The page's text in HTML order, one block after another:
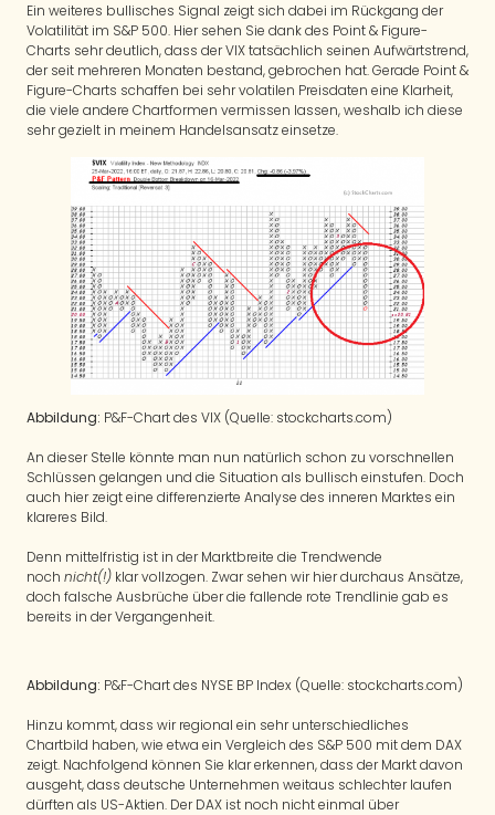
Ein weiteres bullisches Signal zeigt sich dabei im Rückgang der
Volatilität im S&P 500. Hier sehen Sie dank des Point & Figure-
Charts sehr deutlich, dass der VIX tatsächlich seinen Aufwärtstrend,
der seit mehreren Monaten bestand, gebrochen hat. Gerade Point &
Figure-Charts schaffen bei sehr volatilen Preisdaten eine Klarheit,
die viele andere Chartformen vermissen lassen, weshalb ich diese
sehr gezielt in meinem Handelsansatz einsetze.
Abbildung: P&F-Chart des VIX (Quelle: stockcharts.com)
An dieser Stelle könnte man nun natürlich schon zu vorschnellen
Schlüssen gelangen und die Situation als bullisch einstufen. Doch
auch hier zeigt eine differenzierte Analyse des inneren Marktes ein
klareres Bild.
Denn mittelfristig ist in der Marktbreite die Trendwende
noch nicht(!) klar vollzogen. Zwar sehen wir hier durchaus Ansätze,
doch falsche Ausbrüche über die fallende rote Trendlinie gab es
bereits in der Vergangenheit.
Abbildung: P&F-Chart des NYSE BP Index (Quelle: stockcharts.com)
Hinzu kommt, dass wir regional ein sehr unterschiedliches
Chartbild haben, wie etwa ein Vergleich des S&P 500 mit dem DAX
zeigt. Nachfolgend können Sie klar erkennen, dass der Markt davon
ausgeht, dass deutsche Unternehmen weitaus schlechter laufen
dürften als US-Aktien. Der DAX ist noch nicht einmal über